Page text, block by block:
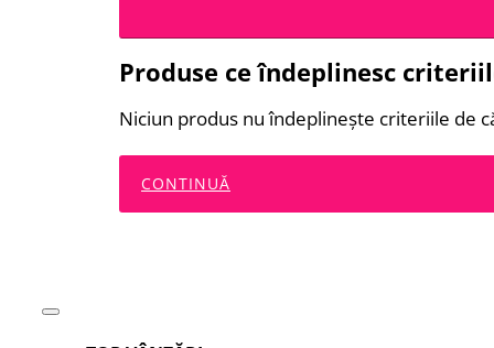
Produse ce îndeplinesc
Niciun produs nu îndeplineşte criteriile de
CONTINUĂ